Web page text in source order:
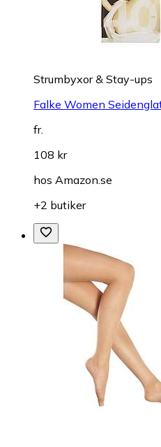
Strumbyxor & Stay-ups
Falke Women
fr.
108 kr
hos Amazon.se
+2 butiker